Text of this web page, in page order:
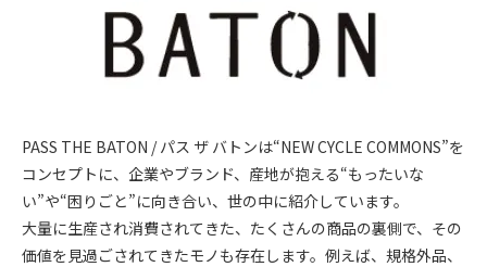
PASS THE BATON / パス ザ バトンは“NEW CYCLE COMMONS”を
コンセプトに、企業やブランド、産地が抱える“もったいな
い”や“困りごと”に向き合い、世の中に紹介しています。
大量に生産され消費されてきた、たくさんの商品の裏側で、その
価値を見過ごされてきたモノも存在します。例えば、規格外品、